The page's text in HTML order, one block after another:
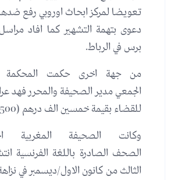
تعويضا لمركز ابحاث اوروبي رفع ضدها
دعوى بتهمة التشهير كما افاد
برس في الرباط.
من جهة اخرى حكمت المحكمة
الجمعي مدير الصحيفة والمحرر فهد
للقضاء بقيمة خمسين الف درهم (4500 يورو).
وكانت الصحيفة المغربية
الصحف الصادرة باللغة الفرنسية
الثالث من كانون الاول/ديسمبر في نزاهة